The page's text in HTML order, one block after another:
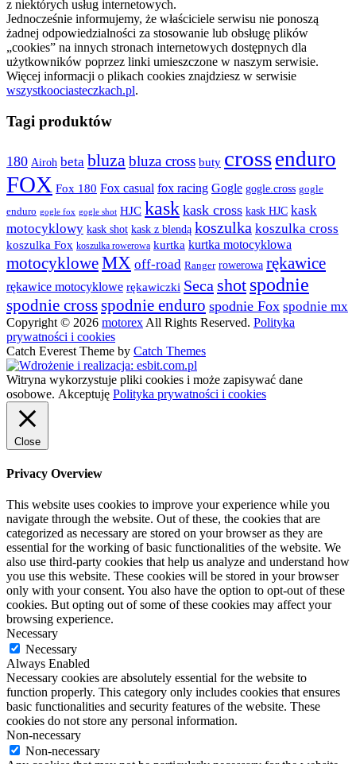
z niektórych usług internetowych.
Jednocześnie informujemy, że właściciele serwisu nie ponoszą
żadnej odpowiedzialności za stosowanie lub obsługę plików
„cookies” na innych stronach internetowych dostępnych dla
użytkowników poprzez linki umieszczone w naszym serwisie.
Więcej informacji o plikach cookies znajdziesz w serwisie
wszystkoociasteczkach.pl.
Tagi produktów
180 Airoh beta bluza bluza cross buty crossenduro
FOX Fox 180 Fox casual fox racing Gogle gogle.cross gogle
enduro gogle fox gogle shot HJC kask kask cross kask HJC kask
motocyklowy kask shot kask z blendą koszulka koszulka cross
koszulka Fox koszulka rowerowa kurtka kurtka motocyklowa
motocykloweMX off-road Ranger rowerowa rękawice
rękawice motocyklowe rękawiczki Seca shot spodnie
spodnie crossspodnie enduro spodnie Fox spodnie mx
Copyright © 2026 motorex All Rights Reserved. Polityka
prywatności i cookies
Catch Everest Theme by Catch Themes
Witryna wykorzystuje pliki cookies i może zapisywać dane
osobowe. Akceptuję Polityka prywatności i cookies
Close
Privacy Overview
This website uses cookies to improve your experience while you
navigate through the website. Out of these, the cookies that are
categorized as necessary are stored on your browser as they are
essential for the working of basic functionalities of the website. We
also use third-party cookies that help us analyze and understand how
you use this website. These cookies will be stored in your browser
only with your consent. You also have the option to opt-out of these
cookies. But opting out of some of these cookies may affect your
browsing experience.
Necessary
Necessary
Always Enabled
Necessary cookies are absolutely essential for the website to
function properly. This category only includes cookies that ensures
basic functionalities and security features of the website. These
cookies do not store any personal information.
Non-necessary
Non-necessary